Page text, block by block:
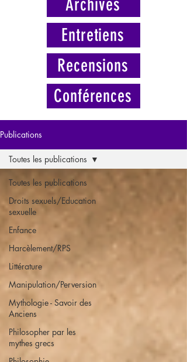
Archives
Entretiens
Recensions
Conférences
Publications
Toutes les publications
Droits sexuels/Education
sexuelle
Enfance
Harcèlement/RPS
Littérature
Manipulation/Perversion
Mythologie - Savoir des
Anciens
Philosopher par les
mythes grecs
Toutes les publications